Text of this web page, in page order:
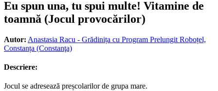
Eu spun una, tu spui multe! Vitamine de
toamnă (Jocul provocărilor)
Autor: Anastasia Racu - Grădinița cu Program Prelungit Roboțel,
Constanța (Constanţa)
Descriere:
Jocul se adresează preșcolarilor de grupa mare.